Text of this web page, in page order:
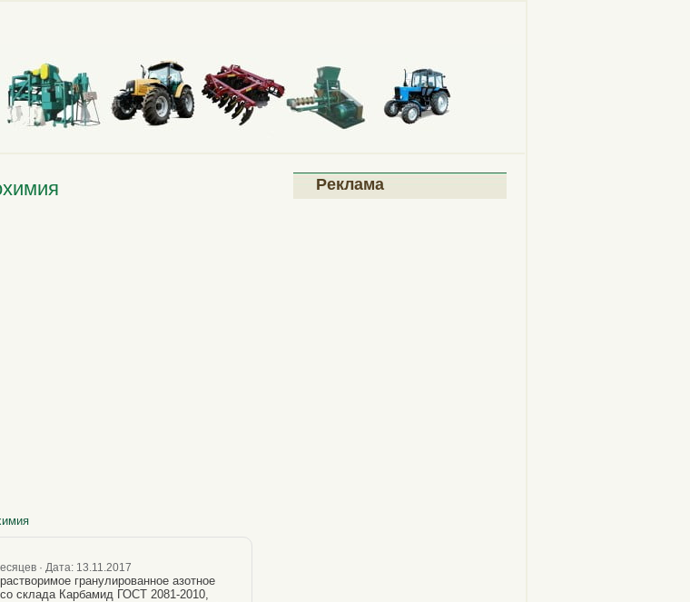
· Дата: 13.11.2017
гранулированное азотное
склада Карбамид ГОСТ 2081-2010,
Реклама